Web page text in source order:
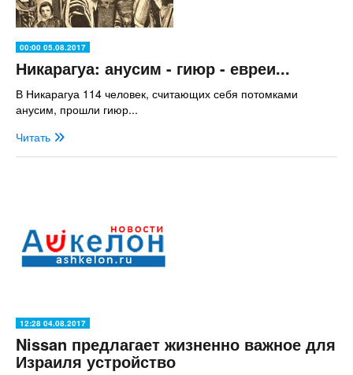
00:00 05.08.2017
Никарагуа: анусим - гиюр - евреи...
В Никарагуа 114 человек, считающих себя потомками
анусим, прошли гиюр...
Читать
12:28 04.08.2017
Nissan предлагает жизненно важное для
Израиля устройство